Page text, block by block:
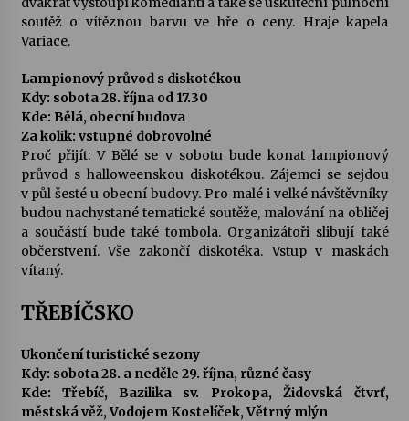
soutěž o vítěznou barvu ve hře o ceny. Hraje kapela
Variace.
Lampionový průvod s diskotékou
Kdy: sobota 28. října od 17.30
Kde: Bělá, obecní budova
Za kolik: vstupné dobrovolné
Proč přijít: V Bělé se v sobotu bude konat lampionový
průvod s halloweenskou diskotékou. Zájemci se sejdou
v půl šesté u obecní budovy. Pro malé i velké návštěvníky
budou nachystané tematické soutěže, malování na obličej
a součástí bude také tombola. Organizátoři slibují také
občerstvení. Vše zakončí diskotéka. Vstup v maskách
vítaný.
TŘEBÍČSKO
Ukončení turistické sezony
Kdy: sobota 28. a neděle 29. října, různé časy
Kde: Třebíč, Bazilika sv. Prokopa, Židovská čtvrť,
městská věž, Vodojem Kostelíček, Větrný mlýn